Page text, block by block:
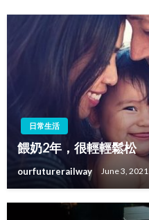
日常生活
餵奶2年，很輕輕鬆松
ourfuturerailway June 3, 2021